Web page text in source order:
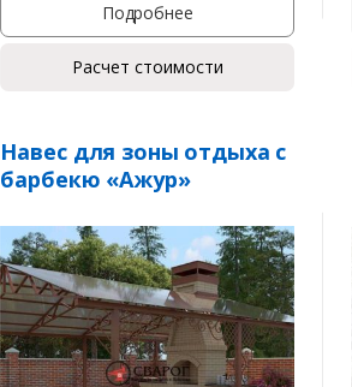
Подробнее
Расчет стоимости
Навес для зоны отдыха с
барбекю «Ажур»